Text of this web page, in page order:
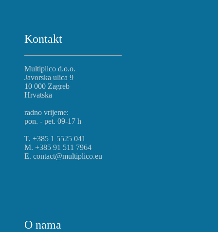
Kontakt
Multiplico d.o.o.
Javorska ulica 9
10 000 Zagreb
Hrvatska
radno vrijeme:
pon. - pet. 09-17 h
T. +385 1 5525 041
M. +385 91 511 7964
E. contact@multiplico.eu
O nama